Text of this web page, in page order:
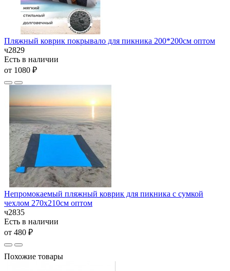
Пляжный коврик покрывало для пикника 200*200см оптом
ч2829
Есть в наличии
от 1080 ₽
Непромокаемый пляжный коврик для пикника с сумкой
чехлом 270х210см оптом
ч2835
Есть в наличии
от 480 ₽
Похожие товары